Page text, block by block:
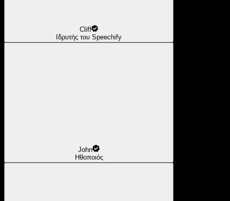
Cliff
Ιδρυτής του Speechify
John
Ηθοποιός